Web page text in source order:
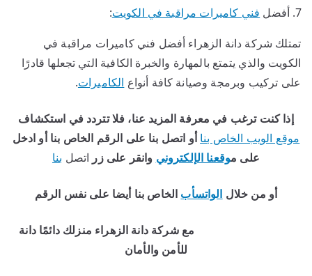
أفضل فني كاميرات مراقبة في الكويت:
تمتلك شركة دانة الزهراء أفضل فني كاميرات مراقبة في
الكويت والذي يتمتع بالمهارة والخبرة الكافية التي تجعلها قادرًا
على تركيب وبرمجة وصيانة كافة أنواع الكاميرات.
إذا كنت ترغب في معرفة المزيد عنا، فلا تتردد في استكشاف
موقع الويب الخاص بناأو اتصل بنا على الرقم الخاص بنا أو ادخل
على موقعنا الإلكتروني وانقر على زر اتصل بنا
أو من خلال الواتسأب الخاص بنا أيضا على نفس الرقم
مع شركة دانة الزهراء منزلك دائمًا دانة
للأمن والأمان